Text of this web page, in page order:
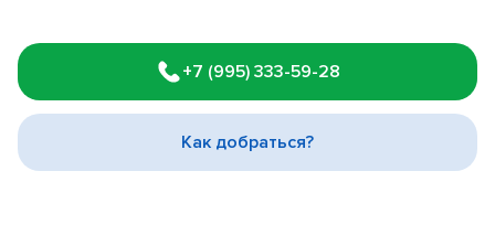
1
of
3
+7 (995) 333-59-28
Как добраться?